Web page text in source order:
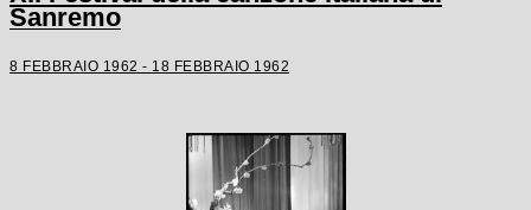
Sanremo
8 FEBBRAIO 1962 - 18 FEBBRAIO 1962